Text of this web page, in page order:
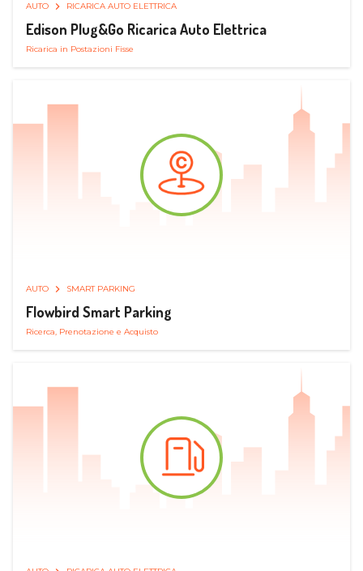
AUTO RICARICA AUTO ELETTRICA
Edison Plug&Go Ricarica Auto Elettrica
Ricarica in Postazioni Fisse
AUTO SMART PARKING
Flowbird Smart Parking
Ricerca, Prenotazione e Acquisto